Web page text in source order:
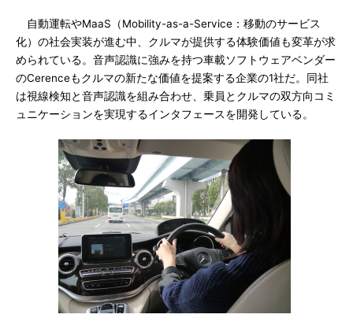
自動運転やMaaS（Mobility-as-a-Service：移動のサービス
化）の社会実装が進む中、クルマが提供する体験価値も変革が求
められている。音声認識に強みを持つ車載ソフトウェアベンダー
のCerenceもクルマの新たな価値を提案する企業の1社だ。同社
は視線検知と音声認識を組み合わせ、乗員とクルマの双方向コミ
ュニケーションを実現するインタフェースを開発している。